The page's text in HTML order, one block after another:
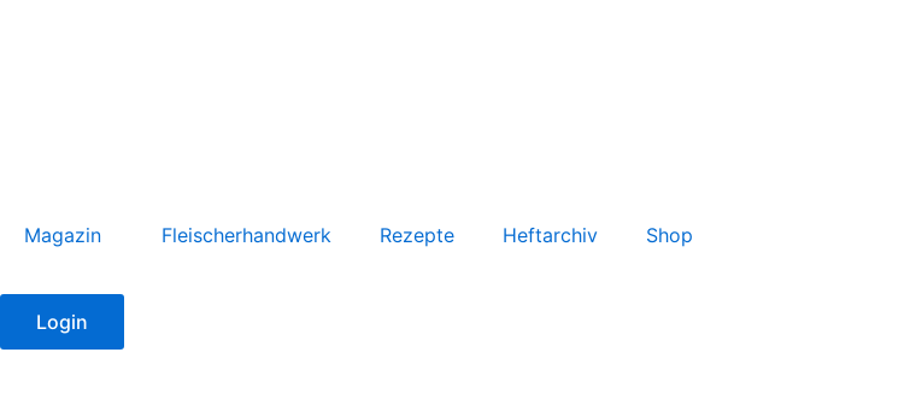
Magazin Fleischerhandwerk Rezepte Heftarchiv Shop
Login